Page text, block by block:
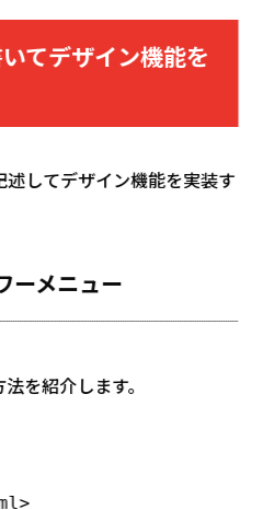
てデザイン機能を
してデザイン機能を実装す
ーメニュー
を紹介します。